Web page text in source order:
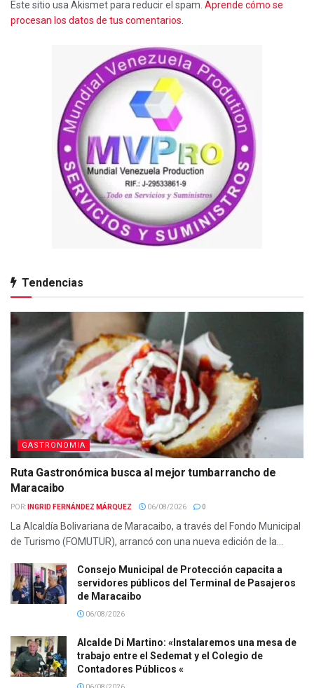
Este sitio usa Akismet para reducir el spam. Aprende cómo se
procesan los datos de tus comentarios.
Tendencias
GASTRONOMIA
Ruta Gastronómica busca al mejor tumbarrancho de
Maracaibo
POR: INGRID FERNÁNDEZ MÁRQUEZ 06/08/2026 0
La Alcaldía Bolivariana de Maracaibo, a través del Fondo Municipal
de Turismo (FOMUTUR), arrancó con una nueva edición de la...
Consejo Municipal de Protección capacita a
servidores públicos del Terminal de Pasajeros
de Maracaibo
06/08/2026
Alcalde Di Martino: «Instalaremos una mesa de
trabajo entre el Sedemat y el Colegio de
Contadores Públicos «